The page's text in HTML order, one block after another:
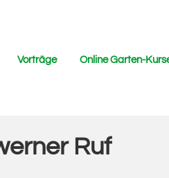
Vorträge Online Garten-
Ruf